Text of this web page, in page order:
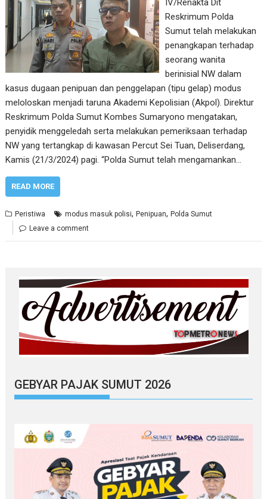
IV/Renakta Dit
Reskrimum Polda
Sumut telah melakukan
penangkapan terhadap
seorang wanita
berinisial NW dalam
kasus dugaan penipuan dan penggelapan (tipu gelap) modus
meloloskan menjadi taruna Akademi Kepolisian (Akpol). Direktur
Reskrimum Polda Sumut Kombes Sumaryono mengatakan,
penyidik menggeledah serta melakukan pemeriksaan terhadap
NW yang tertangkap di kawasan Percut Sei Tuan, Deliserdang,
Kamis (21/3/2024) pagi. “Polda Sumut telah mengamankan…
READ MORE
Peristiwa modus masuk polisi,Penipuan,Polda Sumut
Leave a comment
GEBYAR PAJAK SUMUT 2026